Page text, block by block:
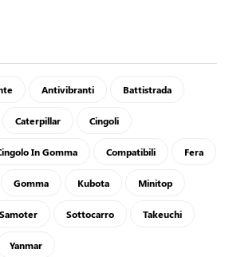
Antivibranti Battistrada
Caterpillar Cingoli
In Gomma Compatibili Fera
Gomma Kubota Minitop
Samoter Sottocarro Takeuchi
Yanmar